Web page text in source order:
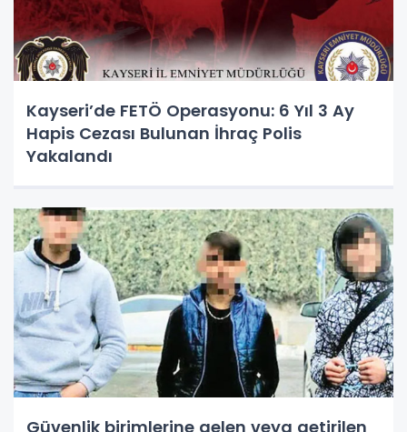
Kayseri’de FETÖ Operasyonu: 6 Yıl 3 Ay
Hapis Cezası Bulunan İhraç Polis
Yakalandı
Güvenlik birimlerine gelen veya getirilen